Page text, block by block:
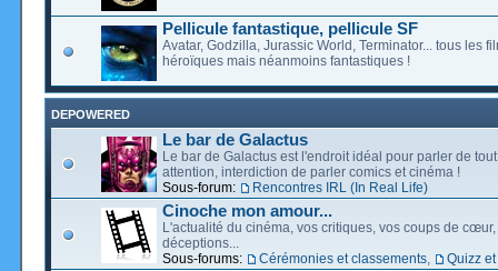
Pellicule fantastique, pellicule SF
Avatar, Godzilla, Jurassic World, Terminator... tous les
héroïques mais néanmoins fantastiques !
DEPOWERED
Le bar de Galactus
Le bar de Galactus est l'endroit idéal pour parler de
attention, interdiction de parler comics et cinéma !
Sous-forum:
Rencontres IRL (In Real Life)
Cinoche mon amour...
L'actualité du cinéma, vos critiques, vos coups de cœur,
déceptions...
Sous-forums:
Cérémonies et classements Quizz